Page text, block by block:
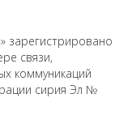
зарегистрировано
связи,
коммуникаций
сирия Эл №